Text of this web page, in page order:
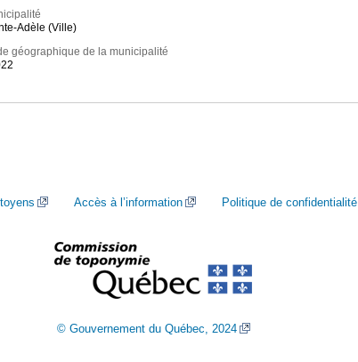
Adèle (Ville)
géographique de la municipalité
Accès à l’information Politique de confidentialité
© Gouvernement du Québec, 2024